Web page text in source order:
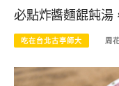
必點炸醬麵餛飩湯
吃在台北古亭師大 周